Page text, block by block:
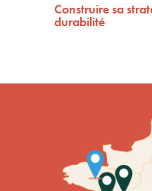
Construire sa
durabilité